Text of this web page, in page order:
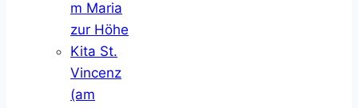
m Maria
zur Höhe
Kita St.
Vincenz
(am